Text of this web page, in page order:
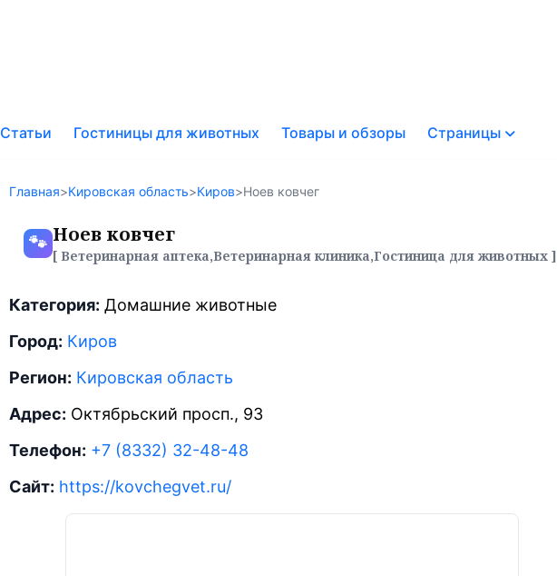
Статьи Гостиницы для животных Товары и обзоры Страницы
Главная>Кировская область>Киров>Ноев ковчег
🐾 Ноев ковчег
[ Ветеринарная аптека,Ветеринарная клиника,Гостиница для животных ]
Категория: Домашние животные
Город: Киров
Регион: Кировская область
Адрес: Октябрьский просп., 93
Телефон: +7 (8332) 32-48-48
Сайт: https://kovchegvet.ru/